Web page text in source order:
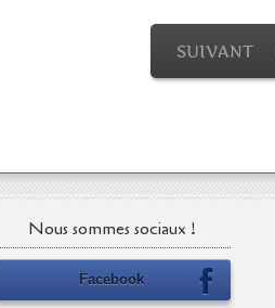
SUIVANT
Nous sommes sociaux !
Facebook